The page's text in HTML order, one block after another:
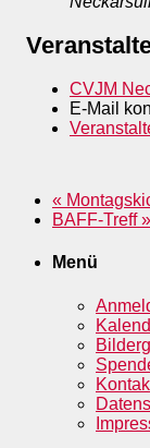
CVJM
E-Mail
«
BAFF-Treff»
Menü